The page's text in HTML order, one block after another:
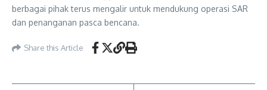
berbagai pihak terus mengalir untuk mendukung operasi SAR
dan penanganan pasca bencana.
Share this Article